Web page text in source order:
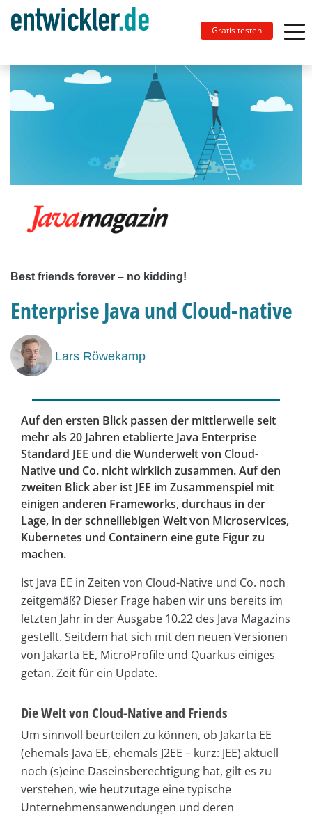
Gratis testen
Best friends forever – no kidding!
Enterprise Java und Cloud-native
Lars Röwekamp
Auf den ersten Blick passen der mittlerweile seit
mehr als 20 Jahren etablierte Java Enterprise
Standard JEE und die Wunderwelt von Cloud-
Native und Co. nicht wirklich zusammen. Auf den
zweiten Blick aber ist JEE im Zusammenspiel mit
einigen anderen Frameworks, durchaus in der
Lage, in der schnelllebigen Welt von Microservices,
Kubernetes und Containern eine gute Figur zu
machen.
Ist Java EE in Zeiten von Cloud-Native und Co. noch
zeitgemäß? Dieser Frage haben wir uns bereits im
letzten Jahr in der Ausgabe 10.22 des Java Magazins
gestellt. Seitdem hat sich mit den neuen Versionen
von Jakarta EE, MicroProfile und Quarkus einiges
getan. Zeit für ein Update.
Die Welt von Cloud-Native and Friends
Um sinnvoll beurteilen zu können, ob Jakarta EE
(ehemals Java EE, ehemals J2EE – kurz: JEE) aktuell
noch (s)eine Daseinsberechtigung hat, gilt es zu
verstehen, wie heutzutage eine typische
Unternehmensanwendungen und deren